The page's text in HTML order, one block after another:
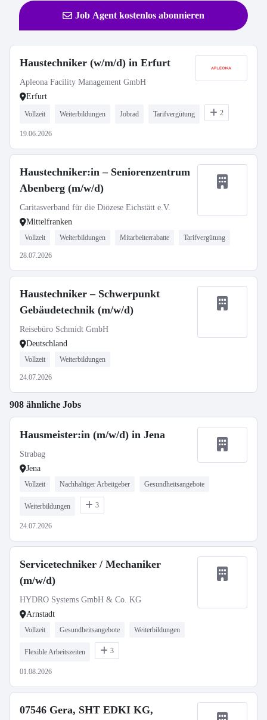
Job Agent kostenlos abonnieren
Haustechniker (w/m/d) in Erfurt
Apleona Facility Management GmbH
Erfurt
Vollzeit Weiterbildungen Jobrad Tarifvergütung 2
19.06.2026
Haustechniker:in – Seniorenzentrum
Abenberg (m/w/d)
Caritasverband für die Diözese Eichstätt e.V.
Mittelfranken
Vollzeit Weiterbildungen Mitarbeiterrabatte Tarifvergütung
28.07.2026
Haustechniker – Schwerpunkt
Gebäudetechnik (m/w/d)
Reisebüro Schmidt GmbH
Deutschland
Vollzeit Weiterbildungen
24.07.2026
908 ähnliche Jobs
Hausmeister:in (m/w/d) in Jena
Strabag
Jena
Vollzeit Nachhaltiger Arbeitgeber Gesundheitsangebote
Weiterbildungen 3
24.07.2026
Servicetechniker / Mechaniker
(m/w/d)
HYDRO Systems GmbH & Co. KG
Arnstadt
Vollzeit Gesundheitsangebote Weiterbildungen
Flexible Arbeitszeiten 3
01.08.2026
07546 Gera, SHT EDKI KG,